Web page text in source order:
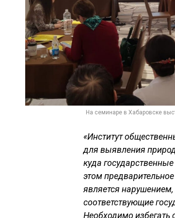
На семинаре в Хабаровске
«Институт
для выявления
куда
этом
является
соответствующие
Необходимо избегать